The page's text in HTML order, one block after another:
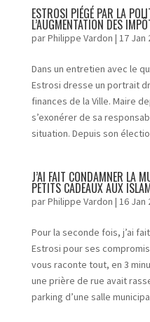
ESTROSI PIÉGÉ PAR LA
L’AUGMENTATION DES
parPhilippe Vardon | 17 Jan
Dans un entretien avec le
Estrosi dresse un portrait
finances de la Ville. Maire
s’exonérer de sa
situation. Depuis son
J’AI FAIT CONDAMNER LA
PETITS CADEAUX AUX
parPhilippe Vardon | 16 Jan
Pour la seconde fois, j’ai
Estrosi pour ses
vous raconte tout, en 3
une prière de rue avait
parking d’une salle